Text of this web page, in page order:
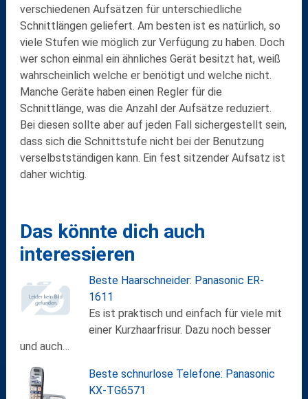
verschiedenen Aufsätzen für unterschiedliche
Schnittlängen geliefert. Am besten ist es natürlich, so
viele Stufen wie möglich zur Verfügung zu haben. Doch
wer schon einmal ein ähnliches Gerät besitzt hat, weiß
wahrscheinlich welche er benötigt und welche nicht.
Manche Geräte haben einen Regler für die
Schnittlänge, was die Anzahl der Aufsätze reduziert.
Bei diesen sollte aber auf jeden Fall sichergestellt sein,
dass sich die Schnittstufe nicht bei der Benutzung
verselbstständigen kann. Ein fest sitzender Aufsatz ist
daher wichtig.
Das könnte dich auch
interessieren
Beste Haarschneider: Panasonic ER-
1611
Es ist praktisch und einfach für viele mit
einer Kurzhaarfrisur. Dazu noch besser
und auch…
Beste schnurlose Telefone: Panasonic
KX-TG6571